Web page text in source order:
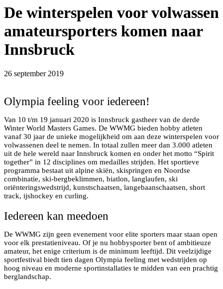
De winterspelen voor volwassen
amateursporters komen naar
Innsbruck
26 september 2019
Olympia feeling voor iedereen!
Van 10 t/m 19 januari 2020 is Innsbruck gastheer van de derde
Winter World Masters Games. De WWMG bieden hobby atleten
vanaf 30 jaar de unieke mogelijkheid om aan deze winterspelen voor
volwassenen deel te nemen. In totaal zullen meer dan 3.000 atleten
uit de hele wereld naar Innsbruck komen en onder het motto “Spirit
together” in 12 disciplines om medailles strijden. Het sportieve
programma bestaat uit alpine skiën, skispringen en Noordse
combinatie, ski-bergbeklimmen, biatlon, langlaufen, ski
oriënteringswedstrijd, kunstschaatsen, langebaanschaatsen, short
track, ijshockey en curling.
Iedereen kan meedoen
De WWMG zijn geen evenement voor elite sporters maar staan open
voor elk prestatieniveau. Of je nu hobbysporter bent of ambitieuze
amateur, het enige criterium is de minimum leeftijd. Dit veelzijdige
sportfestival biedt tien dagen Olympia feeling met wedstrijden op
hoog niveau en moderne sportinstallaties te midden van een prachtig
berglandschap.